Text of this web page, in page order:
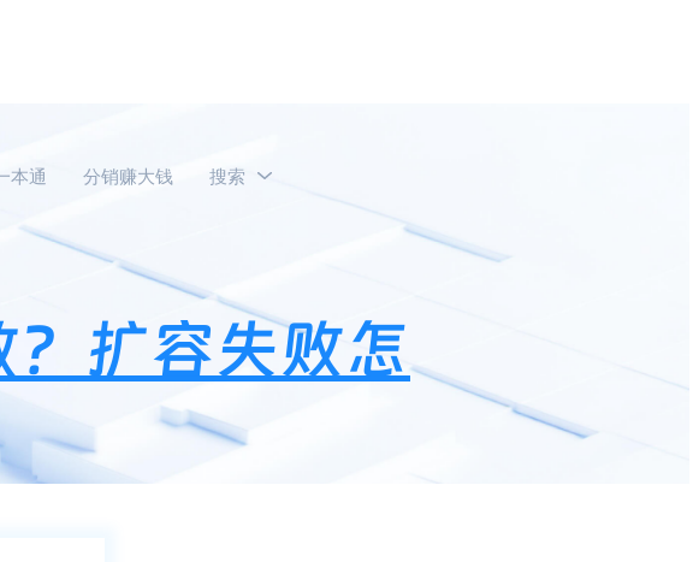
本通 分销赚大钱 搜索
扩容失败怎